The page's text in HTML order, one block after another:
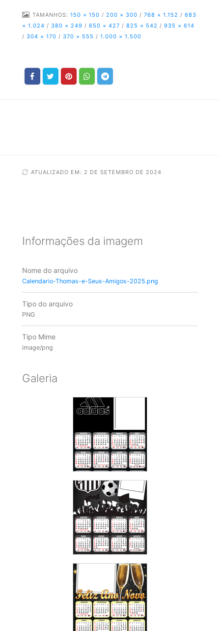
TAMANHOS: 150 × 150 / 200 × 300 / 768 × 1.152 / 683
× 1.024 / 380 × 249 / 650 × 427 / 825 × 542 / 935 × 614
/ 304 × 170 / 370 × 555 / 1.000 × 1.500
ATUALIZADO EM: 2 DE SETEMBRO DE 2024
Informações da imagem
Nome do arquivo
Calendario-Thomas-e-Seus-Amigos-2025.png
Tipo do arquivo
PNG
Tipo Mime
image/png
Galeria